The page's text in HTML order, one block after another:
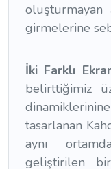
oluşturmayan
girmelerine
İki Farklı
belirttiğimiz
tasarlanan
aynı
geliştirilen